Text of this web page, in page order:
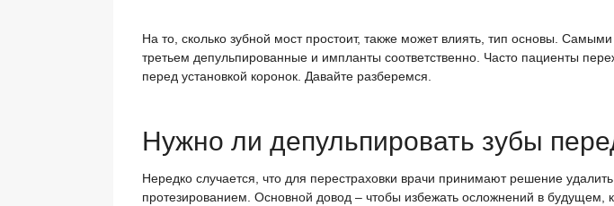
На то, сколько зубной мост простоит, также может влиять, тип основы.
третьем депульпированные и импланты соответственно. Часто пациенты
перед установкой коронок. Давайте разберемся.
Нужно ли депульпировать зубы
Нередко случается, что для перестраховки врачи принимают решение
протезированием. Основной довод – чтобы избежать осложнений в будущем,